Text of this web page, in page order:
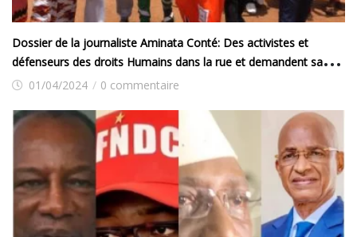
Dossier de la journaliste Aminata Conté: Des activistes et
défenseurs des droits Humains dans la rue et demandent sa
libération
01/04/2024 / 0 commentaire